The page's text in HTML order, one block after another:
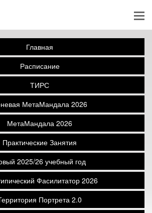
Главная
Расписание
ТИРС
МетаМандала 2026
МетаМандала 2026
Практические Занятия
2025/26 учебный год
Фасилитатор 2026
Портрета 2.0